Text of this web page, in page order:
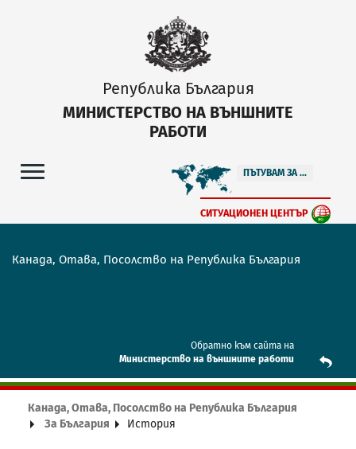
Република България
МИНИСТЕРСТВО НА ВЪНШНИТЕ
РАБОТИ
ПЪТУВАМ ЗА ...
СИТУАЦИОНЕН ЦЕНТЪР
Канада, Отава, Посолство на Република България
Обратно към сайта на
Mинистерство на външните работи
Канада, Отава, Посолство на Република България
За България
История